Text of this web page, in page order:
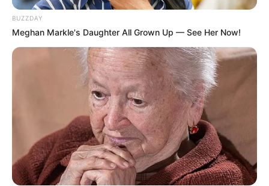
BUZZDAY
Meghan Markle's Daughter All Grown Up — See Her Now!